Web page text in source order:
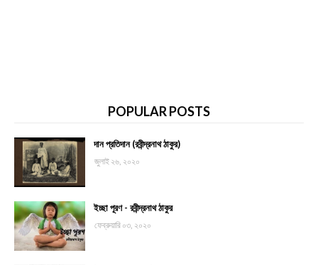
POPULAR POSTS
দান প্রতিদান (রবীন্দ্রনাথ ঠাকুর)
জুলাই ২৬, ২০২০
ইচ্ছা পূরণ - রবীন্দ্রনাথ ঠাকুর
ফেব্রুয়ারি ০৩, ২০২০